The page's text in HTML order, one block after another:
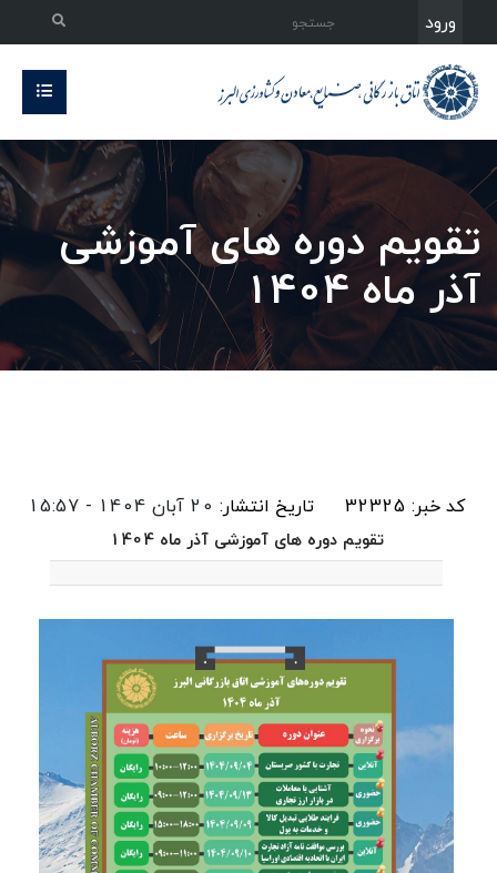
ورود
تقویم دوره های آموزشی
آذر ماه 1404
کد خبر: 32325 تاریخ انتشار: 20 آبان 1404 - 15:57
تقویم دوره های آموزشی آذر ماه 1404